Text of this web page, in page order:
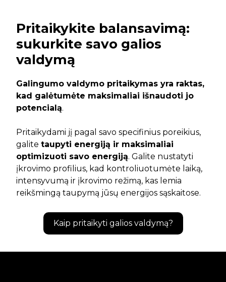
Pritaikykite balansavimą:
sukurkite savo galios
valdymą
Galingumo valdymo pritaikymas yra raktas,
kad galėtumėte maksimaliai išnaudoti jo
potencialą.
Pritaikydami jį pagal savo specifinius poreikius,
galite taupyti energiją ir maksimaliai
optimizuoti savo energiją. Galite nustatyti
įkrovimo profilius, kad kontroliuotumėte laiką,
intensyvumą ir įkrovimo režimą, kas lemia
reikšmingą taupymą jūsų energijos sąskaitose.
Kaip pritaikyti galios valdymą?